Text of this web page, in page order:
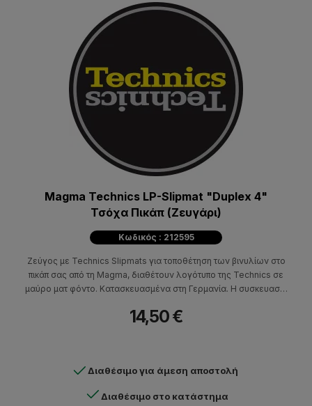
Magma Technics LP-Slipmat "Duplex 4"
Τσόχα Πικάπ (Ζευγάρι)
Κωδικός : 212595
Ζεύγος με Technics Slipmats για τοποθέτηση των βινυλίων στο
πικάπ σας από τη Magma, διαθέτουν λογότυπο της Technics σε
μαύρο ματ φόντο. Κατασκευασμένα στη Γερμανία. Η συσκευασία
14,50 €
Διαθέσιμο για άμεση αποστολή
Διαθέσιμο στο κατάστημα